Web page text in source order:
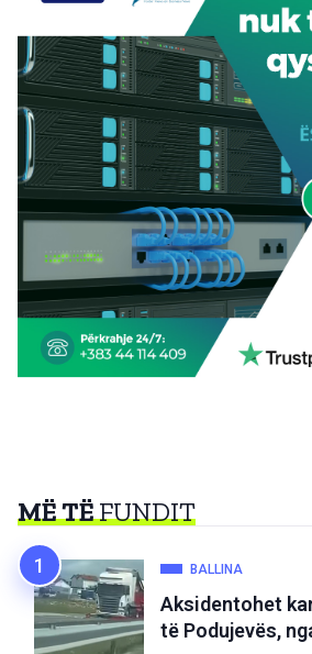
MË TËFUNDIT
BALLINA
Aksidentohet
të Podujevës,